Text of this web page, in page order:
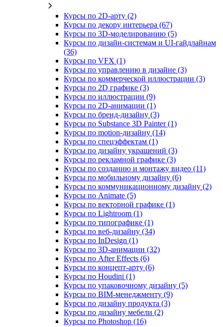
Курсы по 2D‑арту (2)
Курсы по декору интерьера (67)
Курсы по 3D‑моделированию (5)
Курсы по дизайн-системам и UI-гайдлайнам
(36)
Курсы по VFX (1)
Курсы по управлению в дизайне (3)
Курсы по коммерческой иллюстрации (3)
Курсы по 2D графике (3)
Курсы по иллюстрации (9)
Курсы по 2D‑анимации (1)
Курсы по бренд‑дизайну (3)
Курсы по Substance 3D Painter (1)
Курсы по motion-дизайну (14)
Курсы по спецэффектам (1)
Курсы по дизайну украшений (3)
Курсы по рекламной графике (3)
Курсы по созданию и монтажу видео (11)
Курсы по мобильному дизайну (6)
Курсы по коммуникационному дизайну (2)
Курсы по Animate (5)
Курсы по векторной графике (1)
Курсы по Lightroom (1)
Курсы по типографике (1)
Курсы по веб‑дизайну (34)
Курсы по InDesign (1)
Курсы по 3D‑анимации (32)
Курсы по After Effects (6)
Курсы по концепт‑арту (6)
Курсы по Houdini (1)
Курсы по упаковочному дизайну (5)
Курсы по BIM‑менеджменту (9)
Курсы по дизайну продукта (3)
Курсы по дизайну мебели (2)
Курсы по Photoshop (16)